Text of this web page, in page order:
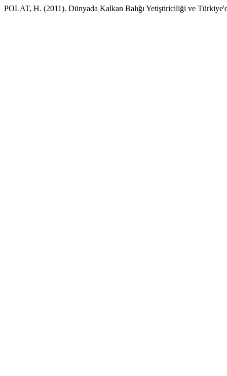
POLAT, H. (2011). Dünyada Kalkan Balığı Yetiştiriciliği ve